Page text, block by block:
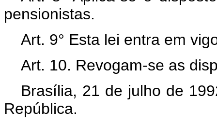
pensionistas.
Art. 9° Esta lei entra em
Art. 10. Revogam-se as
Brasília, 21 de julho de
República.